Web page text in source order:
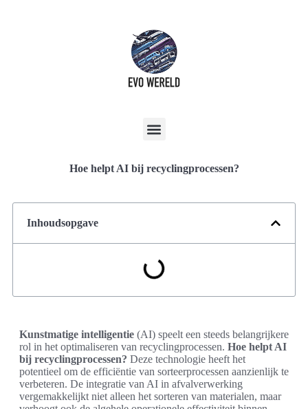
Hoe helpt AI bij recyclingprocessen?
Inhoudsopgave
Kunstmatige intelligentie (AI) speelt een steeds belangrijkere
rol in het optimaliseren van recyclingprocessen. Hoe helpt AI
bij recyclingprocessen? Deze technologie heeft het
potentieel om de efficiëntie van sorteerprocessen aanzienlijk te
verbeteren. De integratie van AI in afvalverwerking
vergemakkelijkt niet alleen het sorteren van materialen, maar